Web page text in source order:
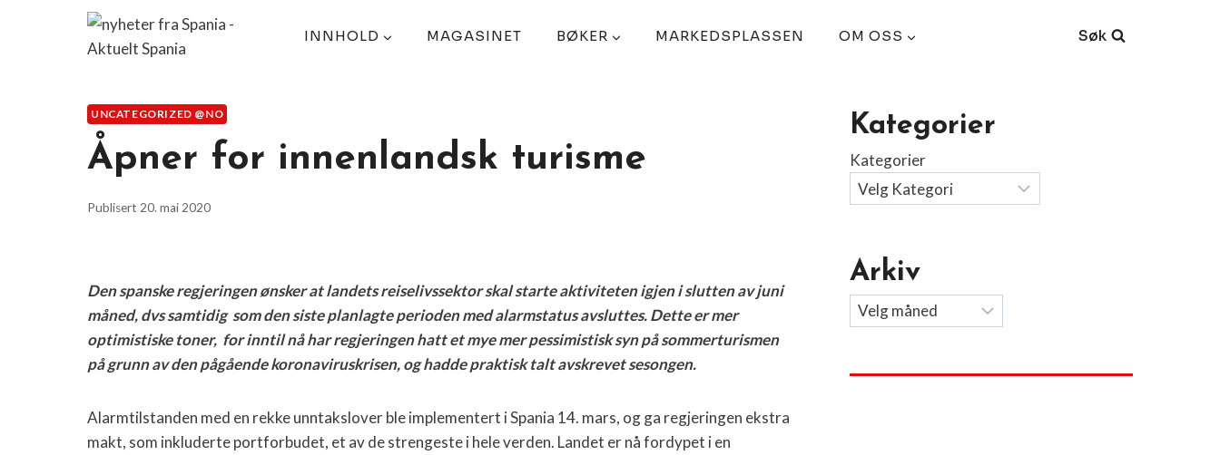
INNHOLD MAGASINET BØKER MARKEDSPLASSEN OM OSS Søk
UNCATEGORIZED @NO
Åpner for innenlandsk turisme
Publisert 20. mai 2020
Den spanske regjeringen ønsker at landets reiselivssektor skal starte aktiviteten igjen i slutten av juni
måned, dvs samtidig som den siste planlagte perioden med alarmstatus avsluttes. Dette er mer
optimistiske toner, for inntil nå har regjeringen hatt et mye mer pessimistisk syn på sommerturismen
på grunn av den pågående koronaviruskrisen, og hadde praktisk talt avskrevet sesongen.
Alarmtilstanden med en rekke unntakslover ble implementert i Spania 14. mars, og ga regjeringen ekstra
makt, som inkluderte portforbudet, et av de strengeste i hele verden. Landet er nå fordypet i en
Kategorier
Kategorier
Arkiv
Arkiv